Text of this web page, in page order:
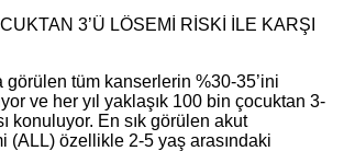
3’Ü LÖSEMİ RİSKİ İLE KARŞI
görülen tüm kanserlerin %30-35’ini
ve her yıl yaklaşık 100 bin çocuktan 3-
konuluyor. En sık görülen akut
(ALL) özellikle 2-5 yaş arasındaki